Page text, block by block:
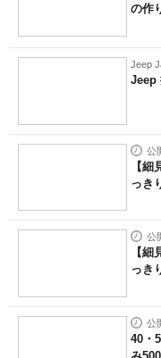
電子設計の基本と応用
建設×テクノロジーの
ちょっと気になるネッ
の作
Jeep
Jeep
公
【
っき
公
【
っき
公
40・